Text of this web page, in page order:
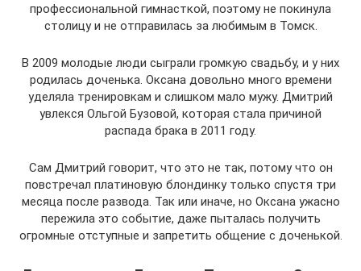
профессиональной гимнасткой, поэтому не покинула
столицу и не отправилась за любимым в Томск.
В 2009 молодые люди сыграли громкую свадьбу, и у них
родилась доченька. Оксана довольно много времени
уделяла тренировкам и слишком мало мужу. Дмитрий
увлекся Ольгой Бузовой, которая стала причиной
распада брака в 2011 году.
Сам Дмитрий говорит, что это не так, потому что он
повстречал платиновую блондинку только спустя три
месяца после развода. Так или иначе, но Оксана ужасно
пережила это событие, даже пыталась получить
огромные отступные и запретить общение с доченькой.